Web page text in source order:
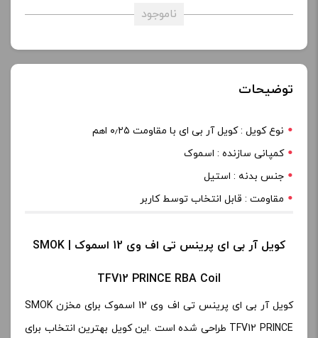
ناموجود
توضیحات
نوع کویل : کویل آر بی ای با مقاومت ۰٫۲۵ اهم
کمپانی سازنده : اسموک
جنس بدنه : استیل
مقاومت : قابل انتخاب توسط کاربر
کویل آر بی ای پرینس تی اف وی 12 اسموک | SMOK
TFV12 PRINCE RBA Coil
کویل آر بی ای پرینس تی اف وی 12 اسموک برای مخزن SMOK
TFV12 PRINCE طراحی شده است .این کویل بهترین انتخاب برای